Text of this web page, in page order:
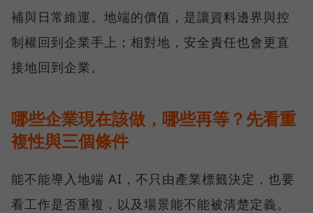
補與日常維運。地端的價值，是讓資料邊界與控
制權回到企業手上；相對地，安全責任也會更直
接地回到企業。
哪些企業現在該做，哪些再等？先看重
複性與三個條件
能不能導入地端 AI，不只由產業標籤決定，也要
看工作是否重複，以及場景能不能被清楚定義。